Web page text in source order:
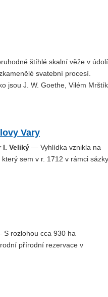
štíhlé skalní věže v údolí
svatební procesí.
jsou J. W. Goethe, Vilém
Vary
I. Veliký — Vyhlídka vznikla na
sem v r. 1712 v rámci sázky
rozlohou cca 930 ha
přírodní rezervace v